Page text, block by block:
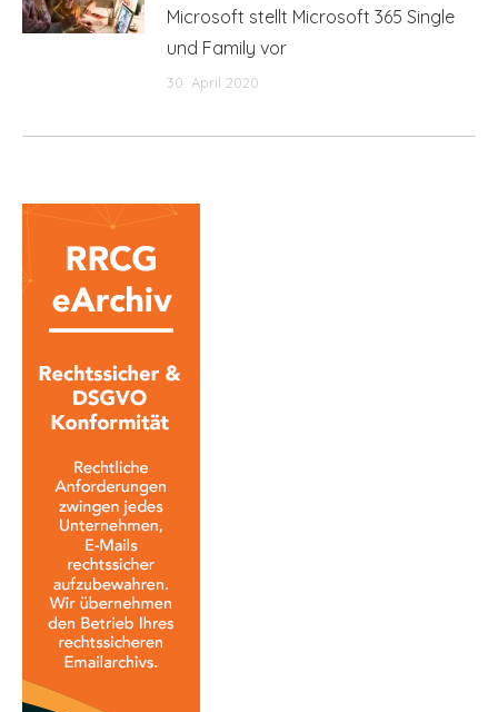
Microsoft stellt Microsoft 365 Single
und Family vor
30. April 2020